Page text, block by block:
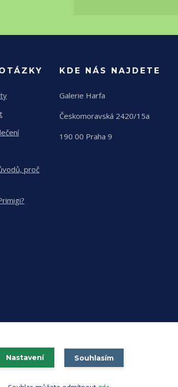
proč
KDE NÁS NAJDETE
Galerie Harfa
Českomoravská 2420/15a
190 00 Praha 9
Nastavení Souhlasím